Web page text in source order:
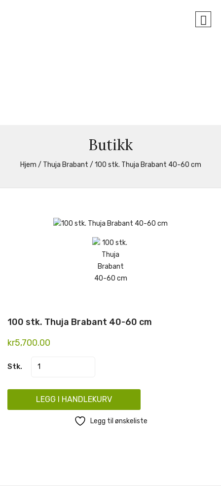
Butikk
Hjem / Thuja Brabant / 100 stk. Thuja Brabant 40-60 cm
100 stk. Thuja Brabant 40-60 cm
kr5,700.00
LEGG I HANDLEKURV
Legg til ønskeliste